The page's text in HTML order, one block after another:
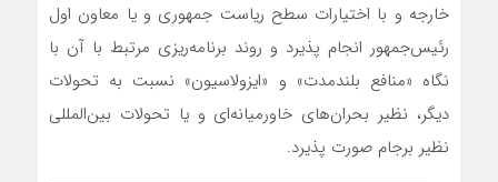
خارجه و با اختیارات سطح ریاست جمهوری و یا معاون اول
رئیس‌جمهور انجام پذیرد و روند برنامه‌ریزی مرتبط با آن با
نگاه «منافع بلندمدت» و «ایزولاسیون» نسبت به تحولات
دیگر، نظیر بحران‌های خاورمیانه‌ای و یا تحولات بین‌المللی
نظیر برجام صورت پذیرد.